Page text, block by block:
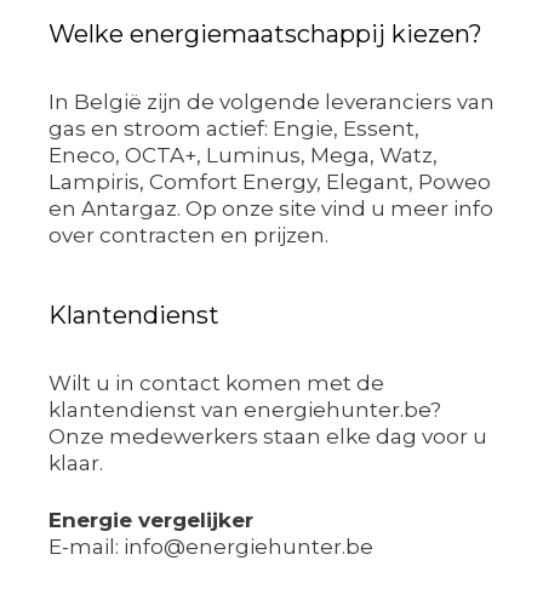
Welke energiemaatschappij kiezen?
In België zijn de volgende leveranciers van
gas en stroom actief: Engie, Essent,
Eneco, OCTA+, Luminus, Mega, Watz,
Lampiris, Comfort Energy, Elegant, Poweo
en Antargaz. Op onze site vind u meer info
over contracten en prijzen.
Klantendienst
Wilt u in contact komen met de
klantendienst van energiehunter.be?
Onze medewerkers staan elke dag voor u
klaar.
Energie vergelijker
E-mail: info@energiehunter.be